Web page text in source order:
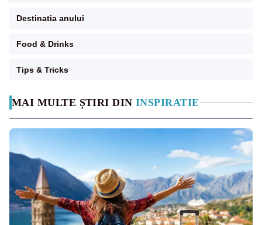
MAI MULTE ȘTIRI DIN INSPIRATIE
Destinatia anului
Food & Drinks
Tips & Tricks